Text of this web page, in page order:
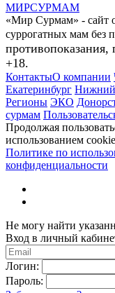
МИРСУРМАМ
«Мир Сурмам» - сайт
суррогатных мам без
противопоказания,
+18.
КонтактыО компании
Екатеринбург Нижний
Регионы ЭКО
сурмам
Продолжая
использованием
Политике по
конфиденциальности
Не могу найти
Вход в личный
Логин:
Пароль: